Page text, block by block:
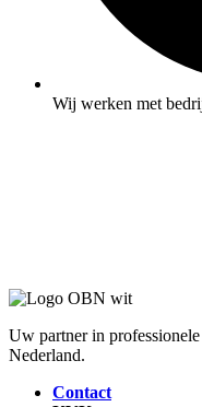
Wij werken met
Uw partner in professionele
Nederland.
Contact